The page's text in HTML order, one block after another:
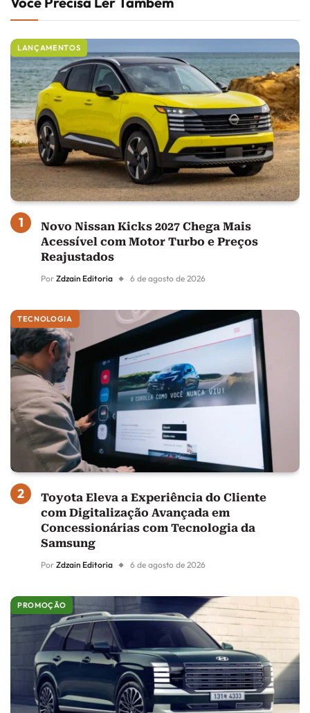
LANÇAMENTOS
Novo Nissan Kicks 2027 Chega Mais
Acessível com Motor Turbo e Preços
Reajustados
Por Zdzain Editoria 6 de agosto de 2026
TECNOLOGIA
Toyota Eleva a Experiência do Cliente
com Digitalização Avançada em
Concessionárias com Tecnologia da
Samsung
Por Zdzain Editoria 6 de agosto de 2026
PROMOÇÃO